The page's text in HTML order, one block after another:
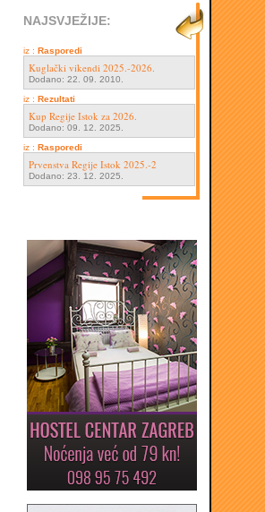
NAJSVJEŽIJE:
iz : Rasporedi
Kuglački vikendi 2025.-2026.
Dodano: 22. 09. 2010.
iz : Rezultati
Kup Regije Istok za 2026.
Dodano: 09. 12. 2025.
iz : Rasporedi
Prvenstva Regije Istok 2025.-2
Dodano: 23. 12. 2025.